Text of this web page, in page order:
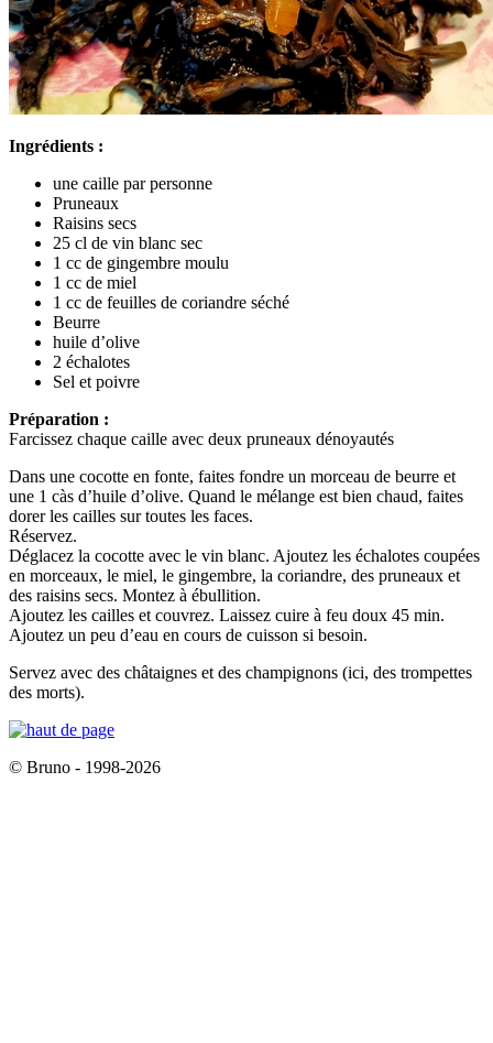
Ingrédients :
une caille par personne
Pruneaux
Raisins secs
25 cl de vin blanc sec
1 cc de gingembre moulu
1 cc de miel
1 cc de feuilles de coriandre séché
Beurre
huile d’olive
2 échalotes
Sel et poivre
Préparation :
Farcissez chaque caille avec deux pruneaux dénoyautés
Dans une cocotte en fonte, faites fondre un morceau de beurre et
une 1 càs d’huile d’olive. Quand le mélange est bien chaud, faites
dorer les cailles sur toutes les faces.
Réservez.
Déglacez la cocotte avec le vin blanc. Ajoutez les échalotes coupées
en morceaux, le miel, le gingembre, la coriandre, des pruneaux et
des raisins secs. Montez à ébullition.
Ajoutez les cailles et couvrez. Laissez cuire à feu doux 45 min.
Ajoutez un peu d’eau en cours de cuisson si besoin.
Servez avec des châtaignes et des champignons (ici, des trompettes
des morts).
© Bruno - 1998-2026